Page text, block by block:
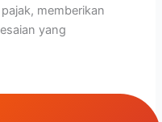
memberikan
yang